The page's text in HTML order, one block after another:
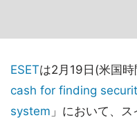
ESETは2月19日(米国時
cash for finding
system 」において、